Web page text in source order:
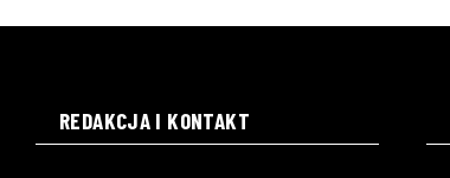
REDAKCJA I KONTAKT